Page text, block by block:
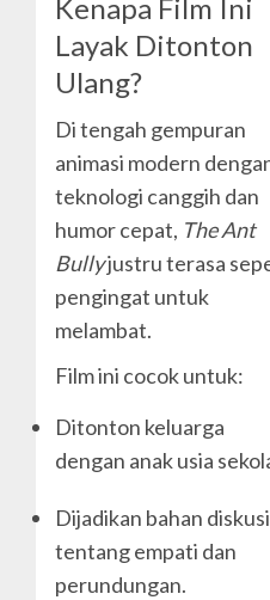
Kenapa Film Ini
Layak Ditonton
Ulang?
Di tengah gempuran
animasi modern
teknologi canggih dan
humor cepat, The Ant
Bullyjustru terasa
pengingat untuk
melambat.
Film ini cocok untuk:
Ditonton keluarga
dengan anak usia
Dijadikan bahan diskusi
tentang empati dan
perundungan.